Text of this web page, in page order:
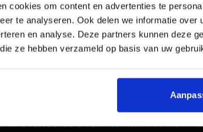
cookies om content en advertenties te
te analyseren. Ook delen we informatie
en analyse. Deze partners kunnen deze
ze hebben verzameld op basis van uw
mensen te bereiken.
helpt om hun eigen
ze betere keuzes maken en
Data Manager?
is een nieuwe oplossing waarmee
Adverteerders kunnen hiermee hun